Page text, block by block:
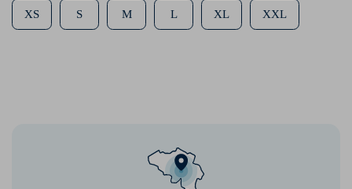
XS S M L XL XXL